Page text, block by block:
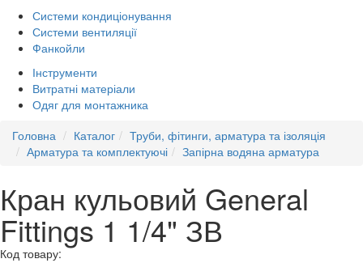
Системи кондиціонування
Системи вентиляції
Фанкойли
Інструменти
Витратні матеріали
Одяг для монтажника
Головна
Каталог
Труби, фітинги, арматура та ізоляція
Арматура та комплектуючі
Запірна водяна арматура
Кран кульовий General
Fittings 1 1/4" ЗВ
Код товару: